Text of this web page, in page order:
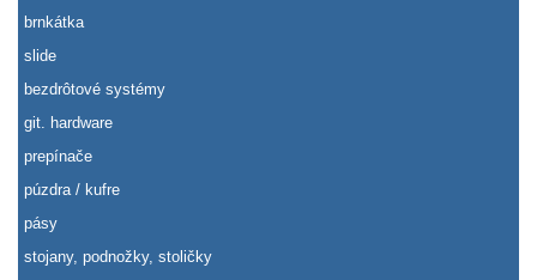
brnkátka
slide
bezdrôtové systémy
git. hardware
prepínače
púzdra / kufre
pásy
stojany, podnožky, stoličky